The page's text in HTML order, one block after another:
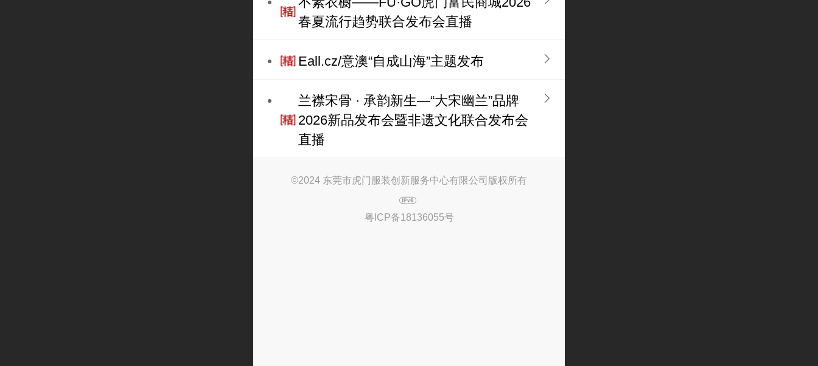
春夏流行趋势联合发布会直播
Eall.cz/意澳“自成山海”主题发布
兰襟宋骨 · 承韵新生—“大宋幽兰”品牌
2026新品发布会暨非遗文化联合发布会
直播
©2024 东莞市虎门服装创新服务中心有限公司版权所有
粤ICP备18136055号